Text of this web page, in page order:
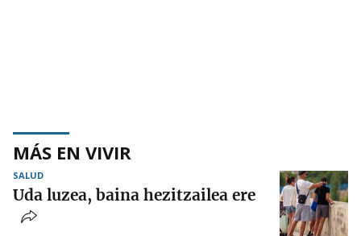
MÁS EN VIVIR
SALUD
Uda luzea, baina hezitzailea ere